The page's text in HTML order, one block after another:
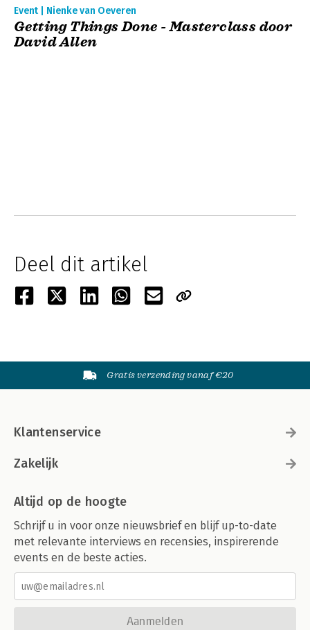
Event | Nienke van Oeveren
Getting Things Done - Masterclass door
David Allen
Deel dit artikel
Gratis verzending vanaf €20
Klantenservice
Zakelijk
Altijd op de hoogte
Schrijf u in voor onze nieuwsbrief en blijf up-to-date
met relevante interviews en recensies, inspirerende
events en de beste acties.
Aanmelden